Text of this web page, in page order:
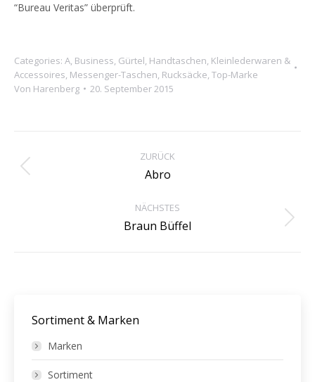
“Bureau Veritas” überprüft.
Categories: A, Business, Gürtel, Handtaschen, Kleinlederwaren &
Accessoires, Messenger-Taschen, Rucksäcke, Top-Marke
Von Harenberg 20. September 2015
navigation
ZURÜCK
Previous
Abro
NÄCHSTES
Next
Braun Büffel
Sortiment & Marken
Marken
Sortiment